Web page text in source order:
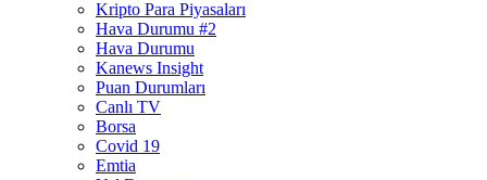
Kripto Para Piyasaları
Hava Durumu #2
Hava Durumu
Kanews Insight
Puan Durumları
Canlı TV
Borsa
Covid 19
Emtia